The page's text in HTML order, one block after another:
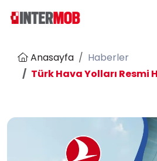
Anasayfa
Haberler
Türk Hava Yolları Resmi